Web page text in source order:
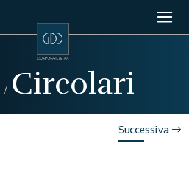
/ Circolari
Successiva